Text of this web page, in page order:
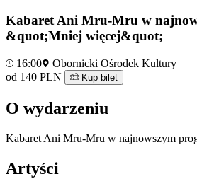
Kabaret Ani Mru-Mru w
&quot;Mniej więcej&quot;
16:00
Obornicki Ośrodek Kultury
od 140 PLN
Kup bilet
O wydarzeniu
Kabaret Ani Mru-Mru w najnowszym
Artyści